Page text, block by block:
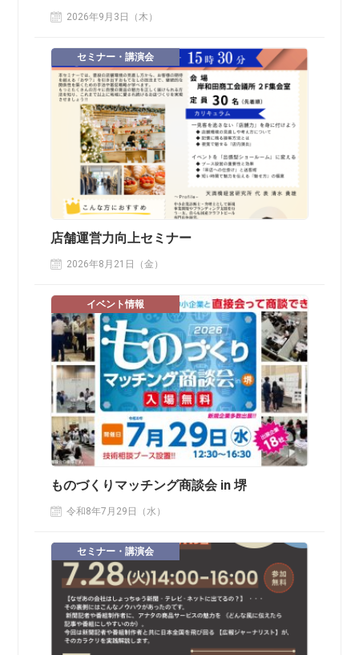
2026年9月3日（木）
セミナー・講演会
店舗運営力向上セミナー
2026年8月21日（金）
イベント情報
ものづくりマッチング商談会 in 堺
令和8年7月29日（水）
セミナー・講演会